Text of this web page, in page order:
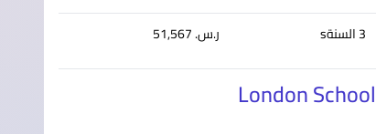
3 السنةs ر.س.‏ 51,567
London